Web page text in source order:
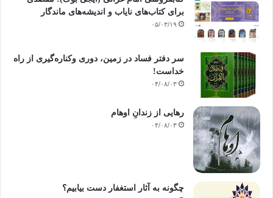
برای کتاب‌های نایاب و اندیشه‌های ماندگار
۰۵/۰۳/۱۹
سر دفتر فساد در زمین‌، دوری وکناره‌گیری از راه
خداست‌!
۰۴/۰۸/۰۳
رهایی از زندانِ اوهام
۰۴/۰۸/۰۳
چگونه به آثار استغفار دست بیابیم؟